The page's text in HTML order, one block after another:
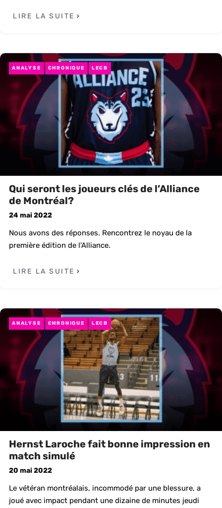
LIRE LA SUITE
ANALYSE CHRONIQUE LECB
Qui seront les joueurs clés de l’Alliance
de Montréal?
24 mai 2022
Nous avons des réponses. Rencontrez le noyau de la
première édition de l'Alliance.
LIRE LA SUITE
ANALYSE CHRONIQUE LECB
Hernst Laroche fait bonne impression en
match simulé
20 mai 2022
Le vétéran montréalais, incommodé par une blessure, a
joué avec impact pendant une dizaine de minutes jeudi